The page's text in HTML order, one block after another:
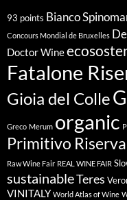
93 points Bianco
Concours Mondial de Bruxelles
Doctor Wine
Fatalone
Gioia del Colle
Greco Merum organic
Primitivo
Raw Wine Fair REAL WINE FAIR
sustainableTeres
VINITALY World Atlas of Wine